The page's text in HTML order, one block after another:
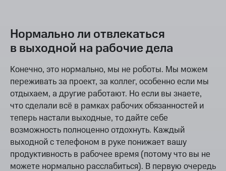
Нормально ли отвлекаться
в выходной на рабочие дела
Конечно, это нормально, мы не роботы. Мы можем
переживать за проект, за коллег, особенно если мы
отдыхаем, а другие работают. Но если вы знаете,
что сделали всё в рамках рабочих обязанностей и
теперь настали выходные, то дайте себе
возможность полноценно отдохнуть. Каждый
выходной с телефоном в руке понижает вашу
продуктивность в рабочее время (потому что вы не
можете нормально расслабиться). В первую очередь